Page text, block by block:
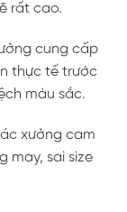
rất cao.
cung cấp
thực tế trước
màu sắc.
xưởng cam
may, sai size